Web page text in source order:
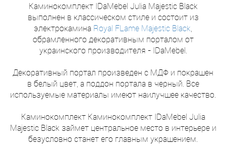
Каминокомплект IDaMebel Julia Majestic Black
выполнен в классическом стиле и состоит из
электрокамина Royal FLame Majestic Black,
обрамленного декоративным порталом от
украинского производителя - IDaMebel.
Декоративный портал произведен с МДФ и покрашен
в белый цвет, а поддон портала в черный. Все
используемые материалы имеют наилучшее качество.
Каминокомплект Каминокомплект IDaMebel Julia
Majestic Black займет центральное место в интерьере и
безусловно станет его главным украшением.